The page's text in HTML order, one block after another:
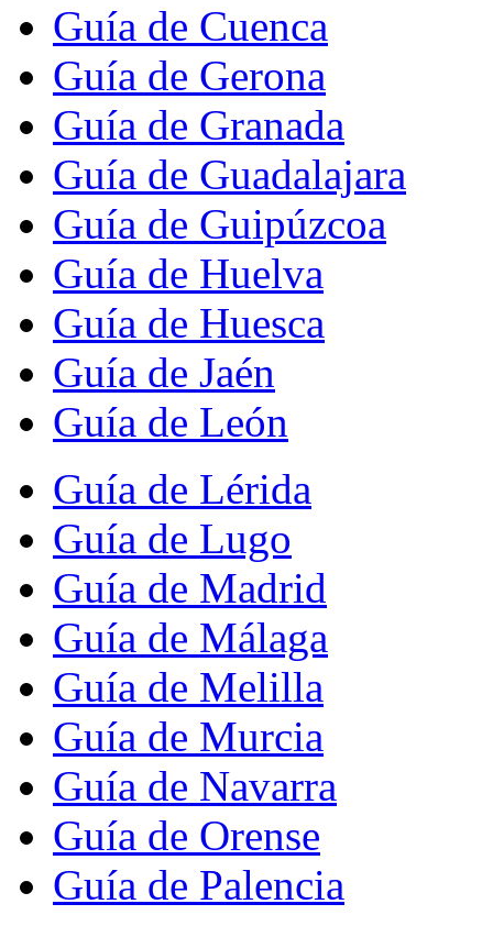
Guía de Cuenca
Guía de Gerona
Guía de Granada
Guía de Guadalajara
Guía de Guipúzcoa
Guía de Huelva
Guía de Huesca
Guía de Jaén
Guía de León
Guía de Lérida
Guía de Lugo
Guía de Madrid
Guía de Málaga
Guía de Melilla
Guía de Murcia
Guía de Navarra
Guía de Orense
Guía de Palencia